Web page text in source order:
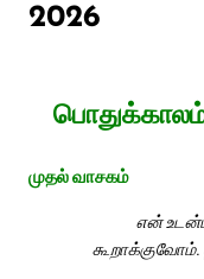
2026
முதல் வாசகம்
என்